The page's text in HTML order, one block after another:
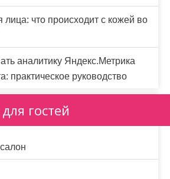
лица: что происходит с кожей во
аналитику Яндекс.Метрика
практическое руководство
гостей